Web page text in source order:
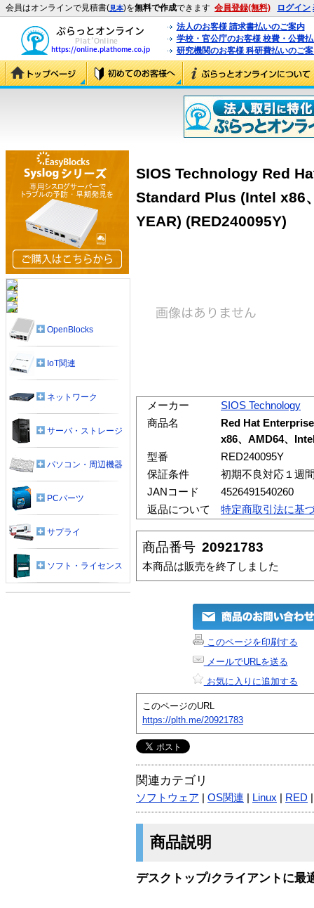
会員はオンラインで見積書(見本)を無料で作成できます 会員登録(無料) ログイン
法人のお客様 請求書払いのご案内
学校・官公庁のお客様 校費・公費
研究機関のお客様 科研費払いのご
SIOS Technology Red
Standard Plus (Intel x86
YEAR) (RED240095Y)
メーカー
SIOS Technology
商品名
Red Hat
x86、AMD64、
型番
RED240095Y
保証条件
初期不良対応１週
JANコード
4526491540260
返品について
特定商取引法に基
商品番号 20921783
本商品は販売を終了しました
このページを印刷する
メールでURLを送る
お気に入りに追加する
このページのURL
https://plth.me/20921783
関連カテゴリ
ソフトウェア OS関連 Linux RED
商品説明
デスクトップ/クライアントに最
OpenBlocks
IoT関連
ネットワーク
サーバ・ストレージ
パソコン・周辺機器
PCパーツ
サプライ
ソフト・ライセンス